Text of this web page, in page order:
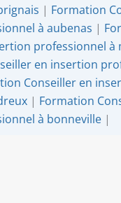
| Formation
à aubenas |
professionnel à
en insertion
Conseiller en
| Formation
à bonneville |